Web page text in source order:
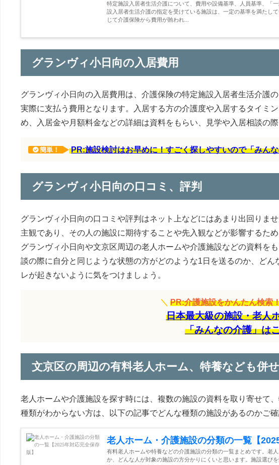
特定施設入居者生活介護について、費用や設備基準、人員基準、「
設入居者生活介護の指定を受けている施設は、一定の基準を満たし
じて介護保険から費用が賄われ...
グランヴィ小日向の入居費用
グランヴィ小日向の入居費用は、介護保険の特定施設入居者生活介護
実際に支払う費用となります。入居する方の介護度や入居するタイミ
め、入居金や月額料金などの詳細は資料をもらい、見学や入居相談の
簡単！ PR:施設検討はお早めに！すごく探しやすいので「みん
グランヴィ小日向の口コミ、評判
グランヴィ小日向の口コミや評判はネット上などにはあまり出回りま
主観であり、その人の施設に期待することや先入観などが影響するた
グランヴィ小日向や文京区周辺の老人ホームや介護施設などの資料を
談の際に自分と同じような状態の方がどのような1日を送るのか、ど
レが起きないように気をつけましょう。
＼ PR:介護施設をかんたん検索
日本最大級の施設・老人
「みんなの介護」は
文京区の周辺の有料老人ホーム、特養なども併
老人ホームや介護施設を探す時には、複数の施設の資料を取り寄せて
種類がわからない方は、以下の記事でどんな種類の施設があるのかご確
老人ホーム・介護施設の分類の一覧【
有料老人ホームや特養などの介護施設の分類の一覧まとめです。老
か、どんな人が対象の施設の方分かりにくいと思います。施設選び